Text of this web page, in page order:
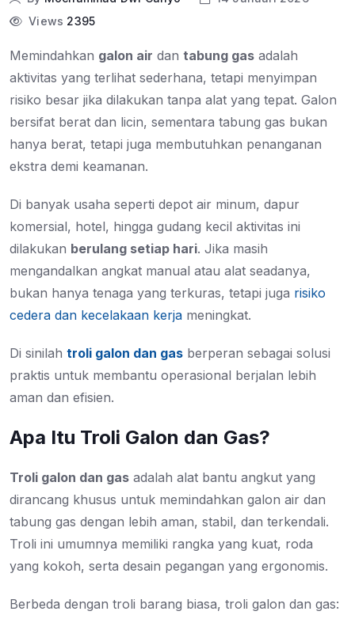
Views 2395
Memindahkan galon air dan tabung gas adalah
aktivitas yang terlihat sederhana, tetapi menyimpan
risiko besar jika dilakukan tanpa alat yang tepat. Galon
bersifat berat dan licin, sementara tabung gas bukan
hanya berat, tetapi juga membutuhkan penanganan
ekstra demi keamanan.
Di banyak usaha seperti depot air minum, dapur
komersial, hotel, hingga gudang kecil aktivitas ini
dilakukan berulang setiap hari. Jika masih
mengandalkan angkat manual atau alat seadanya,
bukan hanya tenaga yang terkuras, tetapi juga risiko
cedera dan kecelakaan kerja meningkat.
Di sinilah troli galon dan gas berperan sebagai solusi
praktis untuk membantu operasional berjalan lebih
aman dan efisien.
Apa Itu Troli Galon dan Gas?
Troli galon dan gas adalah alat bantu angkut yang
dirancang khusus untuk memindahkan galon air dan
tabung gas dengan lebih aman, stabil, dan terkendali.
Troli ini umumnya memiliki rangka yang kuat, roda
yang kokoh, serta desain pegangan yang ergonomis.
Berbeda dengan troli barang biasa, troli galon dan gas: